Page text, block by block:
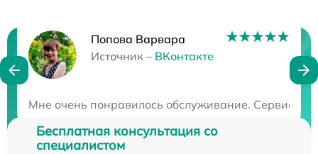
Попова Варвара
Источник – ВКонтакте
Мне очень понравилось обслуживание. Сервис
Нужна консультация?
Бесплатная консультация со
специалистом